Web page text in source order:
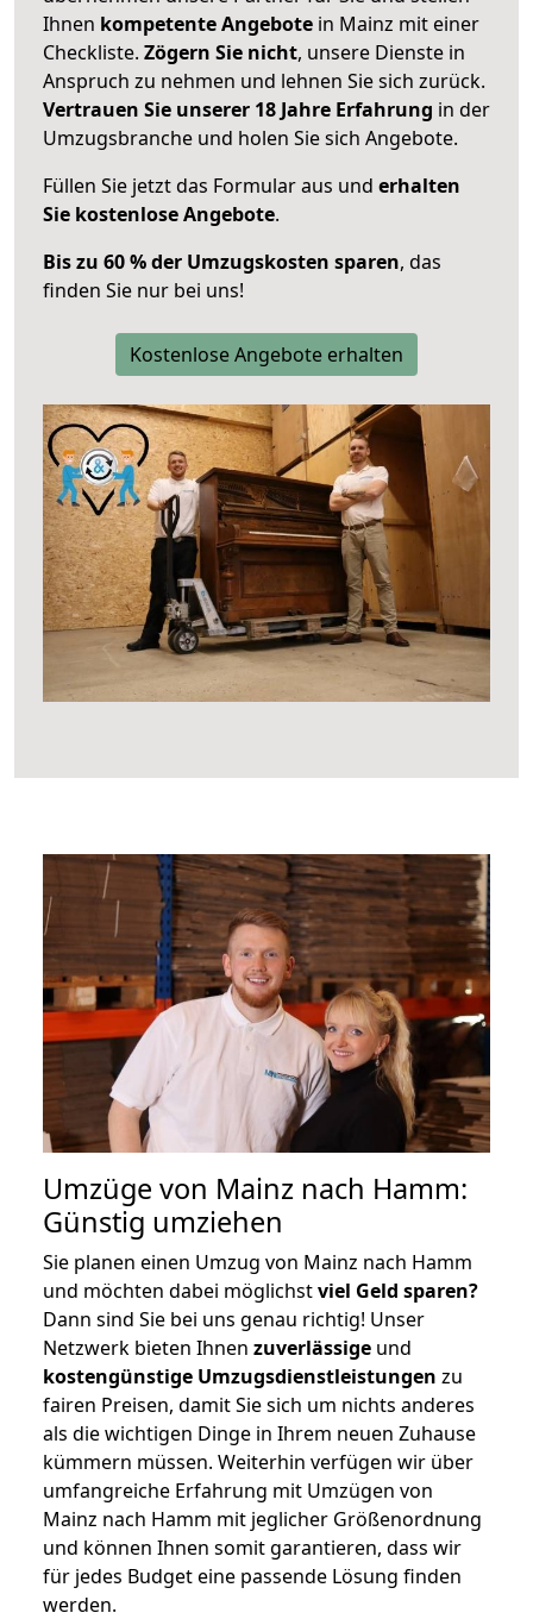
Ihnen kompetente Angebote in Mainz mit einer
Checkliste. Zögern Sie nicht, unsere Dienste in
Anspruch zu nehmen und lehnen Sie sich zurück.
Vertrauen Sie unserer 18 Jahre Erfahrung in der
Umzugsbranche und holen Sie sich Angebote.
Füllen Sie jetzt das Formular aus und erhalten
Sie kostenlose Angebote.
Bis zu 60 % der Umzugskosten sparen, das
finden Sie nur bei uns!
Kostenlose Angebote erhalten
Umzüge von Mainz nach Hamm:
Günstig umziehen
Sie planen einen Umzug von Mainz nach Hamm
und möchten dabei möglichstviel Geld sparen?
Dann sind Sie bei uns genau richtig! Unser
Netzwerk bieten Ihnen zuverlässige und
kostengünstige Umzugsdienstleistungen zu
fairen Preisen, damit Sie sich um nichts anderes
als die wichtigen Dinge in Ihrem neuen Zuhause
kümmern müssen. Weiterhin verfügen wir über
umfangreiche Erfahrung mit Umzügen von
Mainz nach Hamm mit jeglicher Größenordnung
und können Ihnen somit garantieren, dass wir
für jedes Budget eine passende Lösung finden
werden.